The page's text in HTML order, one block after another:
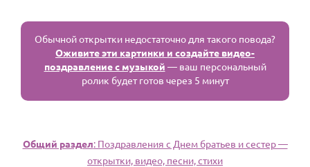
Обычной открытки недостаточно для такого повода?
Оживите эти картинки и создайте видео-
поздравление с музыкой — ваш персональный
ролик будет готов через 5 минут
Общий раздел: Поздравления с Днем братьев и сестер —
открытки, видео, песни, стихи